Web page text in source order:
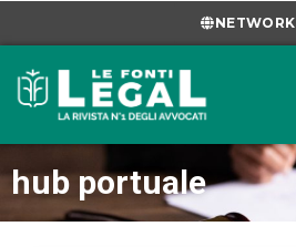
NETWORK
hub portuale